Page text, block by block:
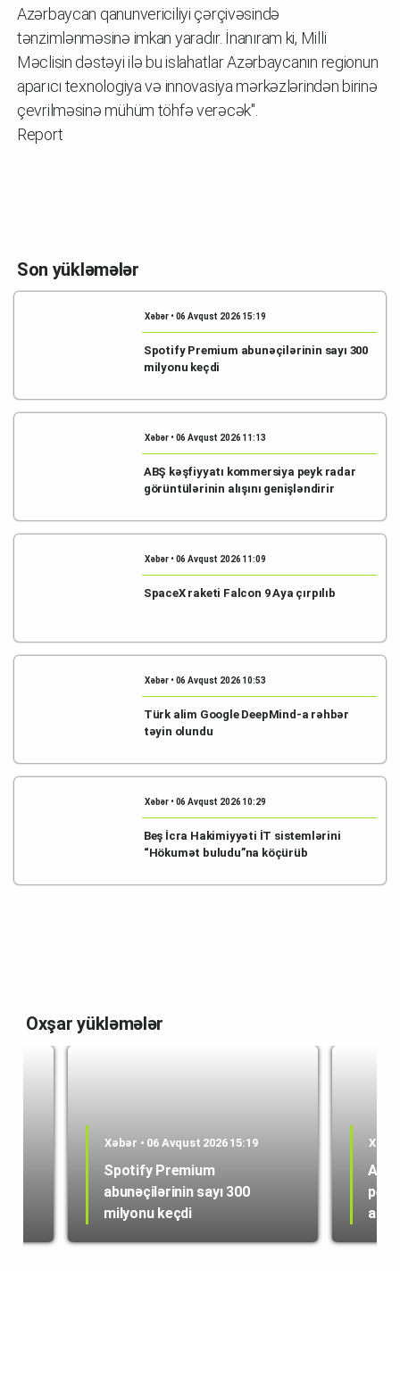
Azərbaycan qanunvericiliyi çərçivəsində
tənzimlənməsinə imkan yaradır. İnanıram ki, Milli
Məclisin dəstəyi ilə bu islahatlar Azərbaycanın regionun
aparıcı texnologiya və innovasiya mərkəzlərindən birinə
çevrilməsinə mühüm töhfə verəcək".
Report
Son yükləmələr
Xəbər • 06 Avqust 2026 15:19
Spotify Premium abunəçilərinin sayı 300
milyonu keçdi
Xəbər • 06 Avqust 2026 11:13
ABŞ kəşfiyyatı kommersiya peyk radar
görüntülərinin alışını genişləndirir
Xəbər • 06 Avqust 2026 11:09
SpaceX raketi Falcon 9 Aya çırpılıb
Xəbər • 06 Avqust 2026 10:53
Türk alim Google DeepMind-a rəhbər
təyin olundu
Xəbər • 06 Avqust 2026 10:29
Beş İcra Hakimiyyəti İT sistemlərini
“Hökumət buludu”na köçürüb
Oxşar yükləmələr
Xəbər • 06 Avqust 2026 15:19
Spotify Premium
abunəçilərinin sayı 300
milyonu keçdi